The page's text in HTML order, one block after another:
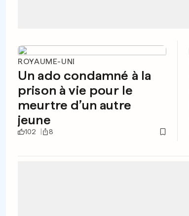
ROYAUME-UNI
Un ado condamné à la
prison à vie pour le
meurtre d’un autre
jeune
102 8